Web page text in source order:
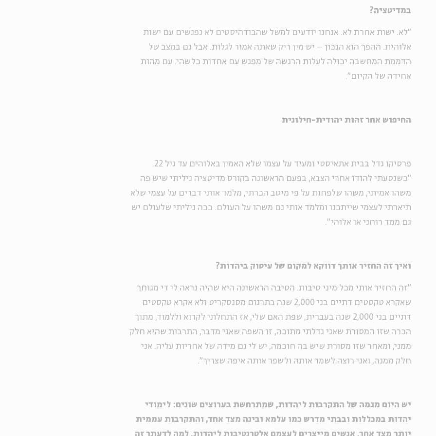
במדיטציה?
"לא. ישות אחרת לא. אנחנו יודעים למשל שהבודהיסטים לא נפגשים עם ישות
אלוהית. ההפך הוא הנכון – יש מין ריק שאתה אמור לגלות. אבל גם במצב של
הדממת המחשבה יכולה לעלות הרגשה של מפגש עם אחדות כלשהי. עם מהות
אחידה של הקיום".
החיפוש אחר זהות יהודית-חילונית
פרסיקו גדל בבית אתאיסטי ומעיד על עצמו שלא האמין באלוהים עד גיל 22.
"כשנסעתי להודו אחרי הצבא, בפעם הראשונה בקורס מדיטציה גיליתי שיש פה
משהו אמיתי, משהו שלפחות על פי מיטב הכרתי, מלמד אותי דברים על עצמי שלא
תיארתי לעצמי שייתכנו ומלמד אותי גם משהו על העולם. ככה גיליתי שלעולם יש
גם ממד רוחני או אלוהי".
ואיך זה החזיר אותך דווקא למקום של עיסוק ביהדות?
"זה החזיר אותי מכל מיני סיבות. הסיבה הראשונה היא שהיה נראה לי די מגוחך
שאקרא טקסטים דתיים בני 2,000 שנה בתרגום מסנסקריט ולא אקרא טקסטים
דתיים בני 2,000 שנה בעברית, שפת האם שלי, אז התחלתי לקרוא וללמוד, מתוך
הכרה שזו המסורת שאני גדלתי מתוכה, זו השפה שאני מדבר, התרבות שהיא חלק
ממני, ומאחר שזו מסורת שיש בה חוכמה, יש לי גם מידה של אחריות עליה. אני
חלק ממנה, ואני רוצה לשמר אותה ולשפר אותה איפה שצריך".
יש היום מגמה של התקרבות ליהדות, שמתרחשת בערוצים שונים: לימודי
יהדות במכללות ובבתי מדרש כמו עלמא ובינה מצד אחד, והתקרבות עממית
יותר מצד אחר. אנשים מייצרים לעצמם אלטרנטיבות ליהדות. למה לדעתך זה